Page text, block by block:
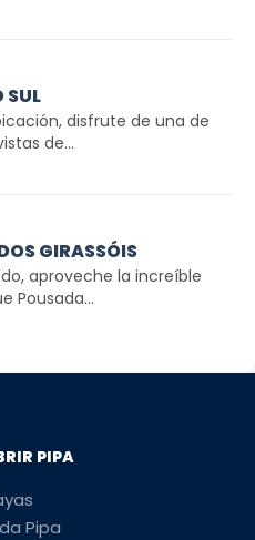
SUL
disfrute de una de
de...
GIRASSÓIS
aproveche la increíble
Pousada...
PIPA
Pipa